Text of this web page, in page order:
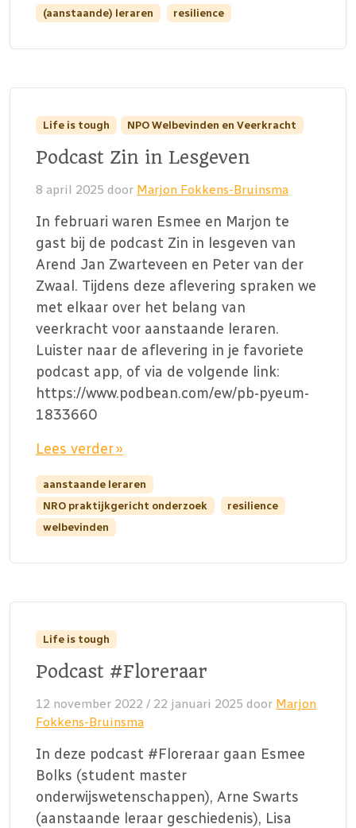
(aanstaande) leraren resilience
Life is tough NPO Welbevinden en Veerkracht
Podcast Zin in Lesgeven
8 april 2025 door Marjon Fokkens-Bruinsma
In februari waren Esmee en Marjon te
gast bij de podcast Zin in lesgeven van
Arend Jan Zwarteveen en Peter van der
Zwaal. Tijdens deze aflevering spraken we
met elkaar over het belang van
veerkracht voor aanstaande leraren.
Luister naar de aflevering in je favoriete
podcast app, of via de volgende link:
https://www.podbean.com/ew/pb-pyeum-
1833660
Lees verder »
aanstaande leraren
NRO praktijkgericht onderzoek
resilience
welbevinden
Life is tough
Podcast #Floreraar
12 november 2022 / 22 januari 2025 door Marjon
Fokkens-Bruinsma
In deze podcast #Floreraar gaan Esmee
Bolks (student master
onderwijswetenschappen), Arne Swarts
(aanstaande leraar geschiedenis), Lisa